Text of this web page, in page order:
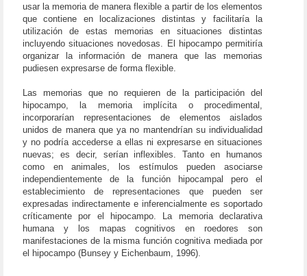
usar la memoria de manera flexible a partir de los elementos
que contiene en localizaciones distintas y facilitaría la
utilización de estas memorias en situaciones distintas
incluyendo situaciones novedosas. El hipocampo permitiría
organizar la información de manera que las memorias
pudiesen expresarse de forma flexible.
Las memorias que no requieren de la participación del
hipocampo, la memoria implícita o procedimental,
incorporarían representaciones de elementos aislados
unidos de manera que ya no mantendrían su individualidad
y no podría accederse a ellas ni expresarse en situaciones
nuevas; es decir, serían inflexibles. Tanto en humanos
como en animales, los estímulos pueden asociarse
independientemente de la función hipocampal pero el
establecimiento de representaciones que pueden ser
expresadas indirectamente e inferencialmente es soportado
críticamente por el hipocampo. La memoria declarativa
humana y los mapas cognitivos en roedores son
manifestaciones de la misma función cognitiva mediada por
el hipocampo (Bunsey y Eichenbaum, 1996).